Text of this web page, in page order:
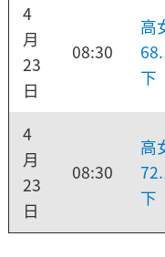
4
月
23
日
08:30
高
下
4
月
23
日
08:30
高
下